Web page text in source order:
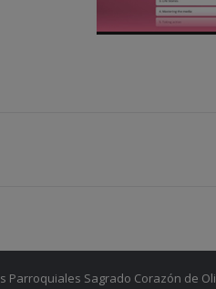
Parroquiales Sagrado Corazón de